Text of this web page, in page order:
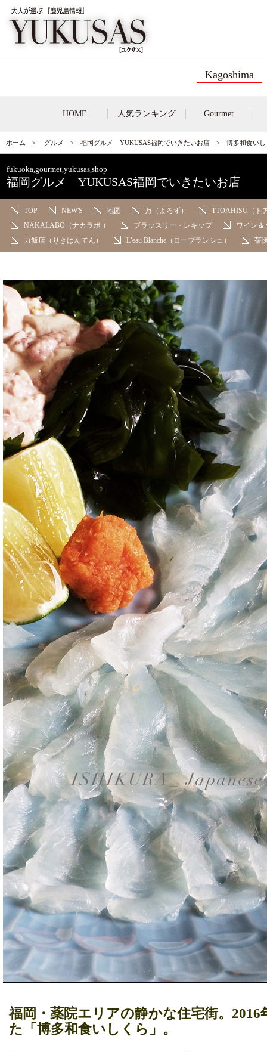
Kagoshima
HOME 人気ランキング Gourmet
ホーム > グルメ > 福岡グルメ YUKUSAS福岡でいきたいお店 > 博多和食い
fukuoka,gourmet,yukusas,shop
福岡グルメ YUKUSAS福岡でいきたいお店
TOP NEW'S 地図 万（よろず）
TTOAHISU（ト
NAKALABO（ナカラボ ）
ブラッスリー・レキップ
ワイン＆
力飯店（りきはんてん）
L’eau Blanche（ローブランシュ） 茶
福岡・薬院エリアの静かな住宅街。2016
た「博多和食いしくら」。